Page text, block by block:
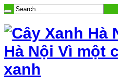
Hà Nội Vì một
xanh